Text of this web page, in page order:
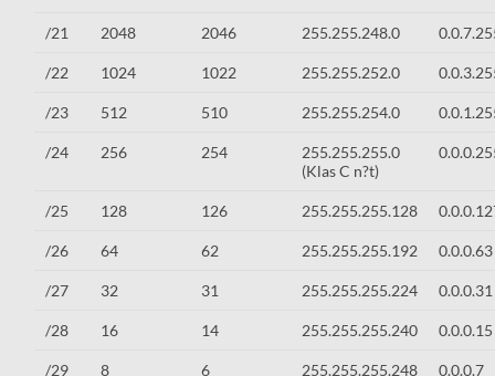
/21 2048 2046 255.255.248.0
/22 1024 1022 255.255.252.0
/23 512 510 255.255.254.0
/24 256 254
255.255.255.0
(Klas C n?t)
/25 128 126 255.255.255.128
/26 64 62 255.255.255.192 0.0.0.63
/27 32 31 255.255.255.224 0.0.0.31
/28 16 14 255.255.255.240 0.0.0.15
/29 8 6 255.255.255.248 0.0.0.7